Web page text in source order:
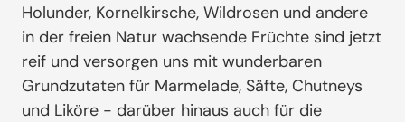
Holunder, Kornelkirsche, Wildrosen und andere
in der freien Natur wachsende Früchte sind jetzt
reif und versorgen uns mit wunderbaren
Grundzutaten für Marmelade, Säfte, Chutneys
und Liköre - darüber hinaus auch für die